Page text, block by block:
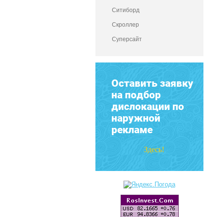
Ситиборд
Скроллер
Суперсайт
Оставить заявку
на подбор
дислокации по
наружной
рекламе
Здесь!